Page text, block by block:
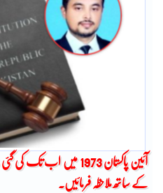
کے ساتھ ملاحظہ فرمائیں۔